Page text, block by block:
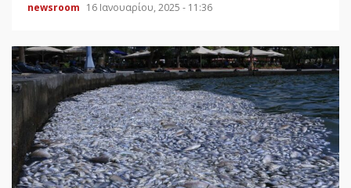
newsroom 16 Ιανουαρίου, 2025 - 11:36